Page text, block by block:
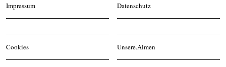
Impressum Datenschutz
Cookies Unsere.Almen